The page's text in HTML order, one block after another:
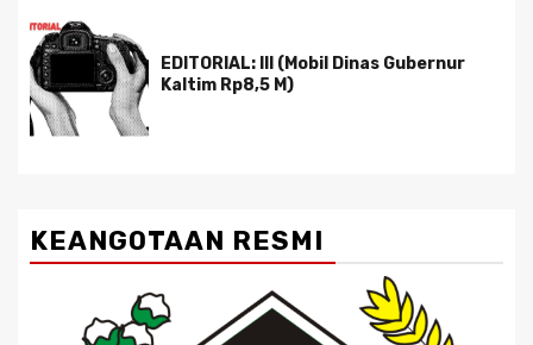
EDITORIAL: III (Mobil Dinas Gubernur
Kaltim Rp8,5 M)
KEANGOTAAN RESMI